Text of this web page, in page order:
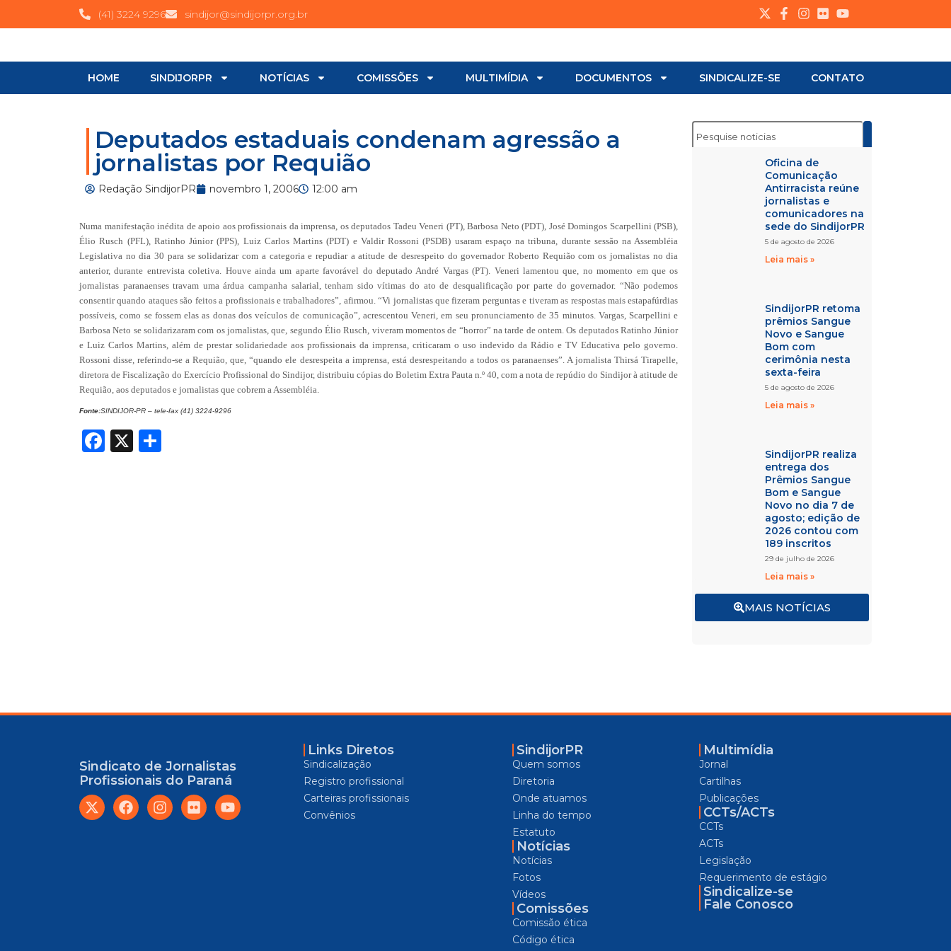
(41) 3224 9296 sindijor@sindijorpr.org.br
HOME SINDIJORPR NOTÍCIAS COMISSÕES MULTIMÍDIA DOCUMENTOS SINDICALIZE-SE CONTATO
Deputados estaduais condenam agressão a
jornalistas por Requião
Redação SindijorPR novembro 1, 2006 12:00 am
Numa manifestação inédita de apoio aos profissionais da imprensa, os deputados Tadeu Veneri (PT), Barbosa Neto (PDT), José Domingos Scarpellini (PSB),
Élio Rusch (PFL), Ratinho Júnior (PPS), Luiz Carlos Martins (PDT) e Valdir Rossoni (PSDB) usaram espaço na tribuna, durante sessão na Assembléia
Legislativa no dia 30 para se solidarizar com a categoria e repudiar a atitude de desrespeito do governador Roberto Requião com os jornalistas no dia
anterior, durante entrevista coletiva. Houve ainda um aparte favorável do deputado André Vargas (PT). Veneri lamentou que, no momento em que os
jornalistas paranaenses travam uma árdua campanha salarial, tenham sido vítimas do ato de desqualificação por parte do governador. “Não podemos
consentir quando ataques são feitos a profissionais e trabalhadores”, afirmou. “Vi jornalistas que fizeram perguntas e tiveram as respostas mais estapafúrdias
possíveis, como se fossem elas as donas dos veículos de comunicação”, acrescentou Veneri, em seu pronunciamento de 35 minutos. Vargas, Scarpellini e
Barbosa Neto se solidarizaram com os jornalistas, que, segundo Élio Rusch, viveram momentos de “horror” na tarde de ontem. Os deputados Ratinho Júnior
e Luiz Carlos Martins, além de prestar solidariedade aos profissionais da imprensa, criticaram o uso indevido da Rádio e TV Educativa pelo governo.
Rossoni disse, referindo-se a Requião, que, “quando ele desrespeita a imprensa, está desrespeitando a todos os paranaenses”. A jornalista Thirsá Tirapelle,
diretora de Fiscalização do Exercício Profissional do Sindijor, distribuiu cópias do Boletim Extra Pauta n.º 40, com a nota de repúdio do Sindijor à atitude de
Requião, aos deputados e jornalistas que cobrem a Assembléia.
Fonte:SINDIJOR-PR – tele-fax (41) 3224-9296
Facebook
X
Oficina de
Comunicação
Antirracista reúne
jornalistas e
comunicadores na
sede do SindijorPR
5 de agosto de 2026
Leia mais »
SindijorPR retoma
prêmios Sangue
Novo e Sangue
Bom com
cerimônia nesta
sexta-feira
5 de agosto de 2026
Leia mais »
SindijorPR realiza
entrega dos
Prêmios Sangue
Bom e Sangue
Novo no dia 7 de
agosto; edição de
2026 contou com
189 inscritos
29 de julho de 2026
Leia mais »
MAIS NOTÍCIAS
Sindicato de Jornalistas
Profissionais do Paraná
Links Diretos
Sindicalização
Registro profissional
Carteiras profissionais
Convênios
SindijorPR
Quem somos
Diretoria
Onde atuamos
Linha do tempo
Estatuto
Notícias
Notícias
Fotos
Vídeos
Comissões
Comissão ética
Código ética
Multimídia
Jornal
Cartilhas
Publicações
CCTs/ACTs
CCTs
ACTs
Legislação
Requerimento de estágio
Sindicalize-se
Fale Conosco